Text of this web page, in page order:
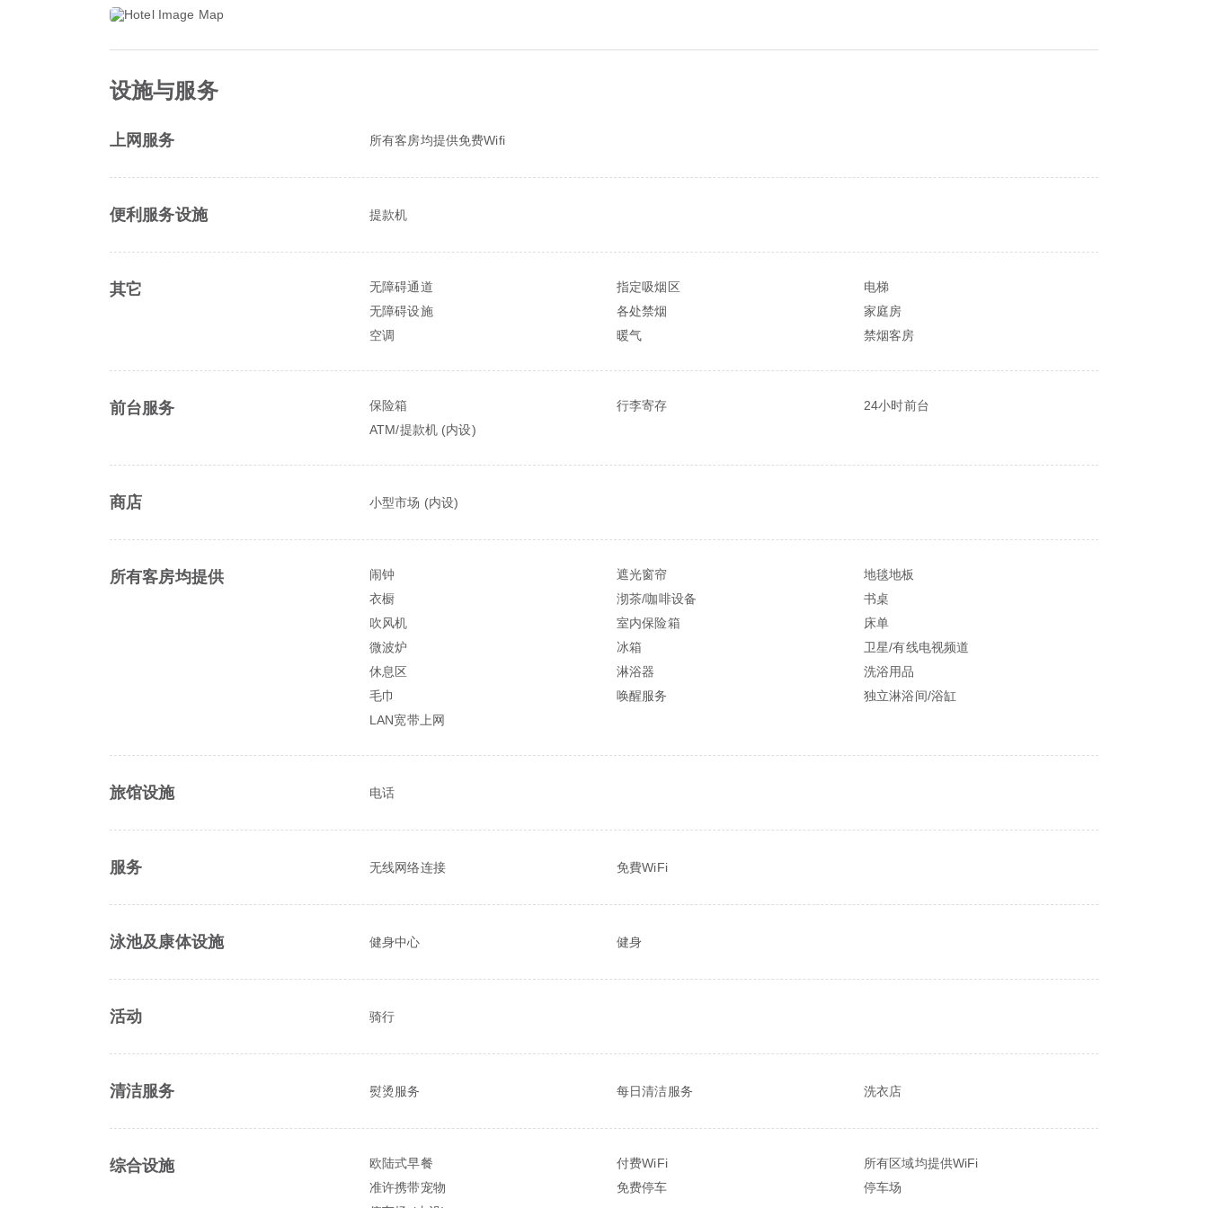
设施与服务
上网服务 所有客房均提供免费Wifi
便利服务设施 提款机
其它 无障碍通道 指定吸烟区
电梯
无障碍设施
各处禁烟
家庭房
空调
暖气 禁烟客房
前台服务 保险箱 行李寄存
24小时前台
ATM/提款机 (内设)
商店 小型市场 (内设)
所有客房均提供 闹钟 遮光窗帘
地毯地板
衣橱
沏茶/咖啡设备
书桌
吹风机
室内保险箱
床单
微波炉
冰箱
卫星/有线电视频道
休息区
淋浴器
洗浴用品
毛巾
唤醒服务
独立淋浴间/浴缸
LAN宽带上网
旅馆设施 电话
服务 无线网络连接 免費WiFi
泳池及康体设施 健身中心 健身
活动 骑行
清洁服务 熨烫服务 每日清洁服务 洗衣店
综合设施 欧陆式早餐 付费WiFi
所有区域均提供WiFi
准许携带宠物
免费停车
停车场